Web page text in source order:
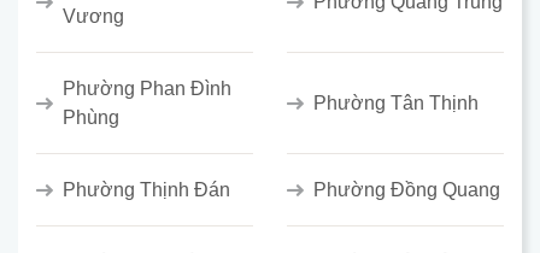
Vương
Phường Phan Đình
Phùng
Phường Tân Thịnh
Phường Thịnh Đán Phường Đồng Quang